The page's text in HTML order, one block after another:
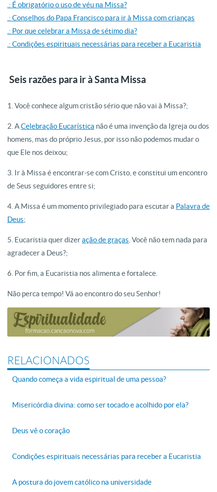
.: É obrigatório o uso de véu na Missa?
.: Conselhos do Papa Francisco para ir à Missa com crianças
.: Por que celebrar a Missa de sétimo dia?
.: Condições espirituais necessárias para receber a Eucaristia
Seis razões para ir à Santa Missa
1. Você conhece algum cristão sério que não vai à Missa?;
2. ACelebração Eucarística não é uma invenção da Igreja ou dos
homens, mas do próprio Jesus, por isso não podemos mudar o
que Ele nos deixou;
3. Ir à Missa é encontrar-se com Cristo, e constitui um encontro
de Seus seguidores entre si;
4. A Missa é um momento privilegiado para escutar a Palavra de
Deus;
5. Eucaristia quer dizeração de graças . Você não tem nada para
agradecer a Deus?;
6. Por fim, a Eucaristia nos alimenta e fortalece.
Não perca tempo! Vá ao encontro do seu Senhor!
RELACIONADOS
Quando começa a vida espiritual de uma pessoa?
Misericórdia divina: como ser tocado e acolhido por ela?
Deus vê o coração
Condições espirituais necessárias para receber a Eucaristia
A postura do jovem católico na universidade